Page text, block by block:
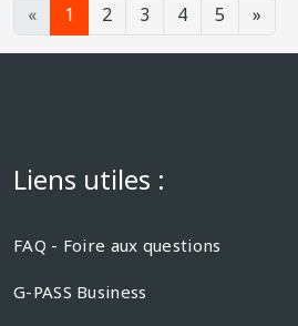
« 1 2 3 4 5 »
Liens utiles :
FAQ - Foire aux questions
G-PASS Business